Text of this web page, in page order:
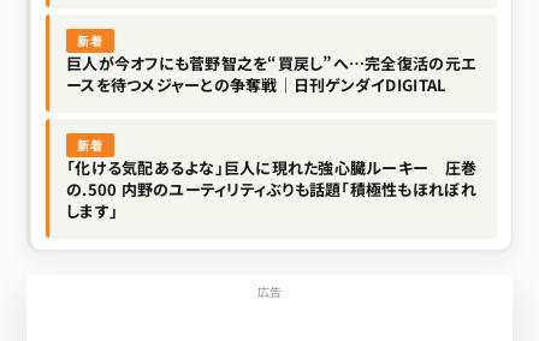
新着
巨人が今オフにも菅野智之を“買戻し”へ…完全復活の元エ
ースを待つメジャーとの争奪戦｜日刊ゲンダイDIGITAL
新着
「化ける気配あるよな」巨人に現れた強心臓ルーキー 圧巻
の.500 内野のユーティリティぶりも話題「積極性もほれぼれ
します」
広告